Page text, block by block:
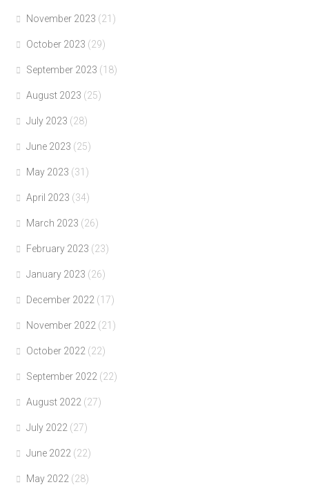
November 2023 (21)
October 2023 (29)
September 2023 (18)
August 2023 (25)
July 2023 (28)
June 2023 (25)
May 2023 (31)
April 2023 (34)
March 2023 (26)
February 2023 (23)
January 2023 (26)
December 2022 (17)
November 2022 (21)
October 2022 (22)
September 2022 (22)
August 2022 (27)
July 2022 (27)
June 2022 (22)
May 2022 (28)